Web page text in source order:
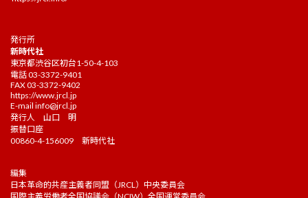
発行所
新時代社
東京都渋谷区初台1-50-4-103
電話 03-3372-9401
FAX 03-3372-9402
https://www.jrcl.jp
E-mail info@jrcl.jp
発行人 山口 明
振替口座
00860-4-156009 新時代社
編集
日本革命的共産主義者同盟（JRCL）中央委員会